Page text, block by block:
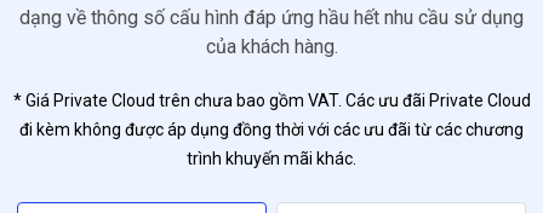
dạng về thông số cấu hình đáp ứng hầu hết nhu cầu sử dụng
của khách hàng.
* Giá Private Cloud trên chưa bao gồm VAT. Các ưu đãi Private Cloud
đi kèm không được áp dụng đồng thời với các ưu đãi từ các chương
trình khuyến mãi khác.